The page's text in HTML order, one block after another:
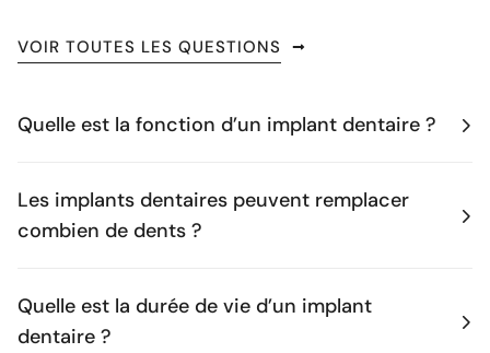
VOIR TOUTES LES QUESTIONS
Quelle est la fonction d’un implant dentaire ?
Les implants dentaires peuvent remplacer
combien de dents ?
Quelle est la durée de vie d’un implant
dentaire ?